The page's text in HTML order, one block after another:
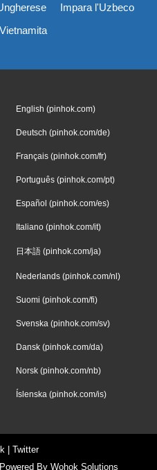
Impara l'Uzbeco
English (pinhok.com)
Deutsch (pinhok.com/de)
Français (pinhok.com/fr)
Português (pinhok.com/pt)
Español (pinhok.com/es)
Italiano (pinhok.com/it)
日本語 (pinhok.com/ja)
Nederlands (pinhok.com/nl)
Suomi (pinhok.com/fi)
Svenska (pinhok.com/sv)
Dansk (pinhok.com/da)
Norsk (pinhok.com/nb)
Íslenska (pinhok.com/is)
Twitter
Powered By Wohok Solutions